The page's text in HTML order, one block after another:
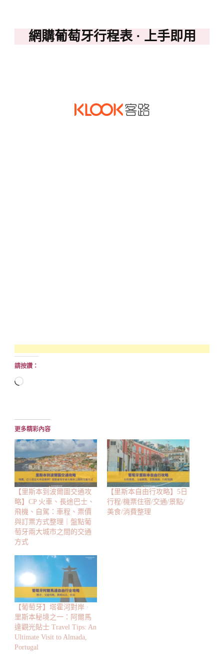
網購葡萄牙行程表 · 上手即用
請按讚：
正
入...
更多精彩內容
【里斯本到波爾圖交通攻
略】CP 火車、長途巴士、
飛機、自駕：車程、票價
與訂票方式整理｜盤點葡
萄牙兩大城市之間的交通
方式
【里斯本自由行攻略】5日
行程/機票住宿/交通/景點/
美食/消費整理
【葡萄牙】塔霍河對岸 ·
里斯本秘境之一：阿爾馬
達觀光貼士 Travel Tips: An
Ultimate Visit to Almada,
Portugal